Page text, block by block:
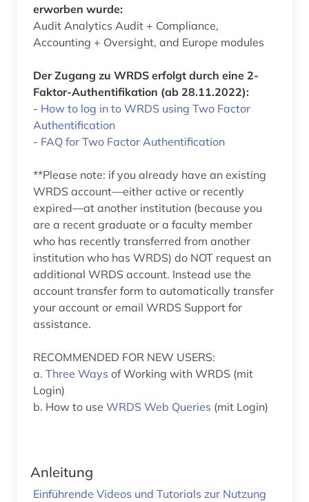
erworben wurde:
Audit Analytics Audit + Compliance,
Accounting + Oversight, and Europe modules
Der Zugang zu WRDS erfolgt durch eine 2-
Faktor-Authentifikation (ab 28.11.2022):
- How to log in to WRDS using Two Factor
Authentification
- FAQ for Two Factor Authentification
**Please note: if you already have an existing
WRDS account—either active or recently
expired—at another institution (because you
are a recent graduate or a faculty member
who has recently transferred from another
institution who has WRDS) do NOT request an
additional WRDS account. Instead use the
account transfer form to automatically transfer
your account or email WRDS Support for
assistance.
RECOMMENDED FOR NEW USERS:
a. Three Ways of Working with WRDS (mit
Login)
b. How to use WRDS Web Queries (mit Login)
Anleitung
Einführende Videos und Tutorials zur Nutzung